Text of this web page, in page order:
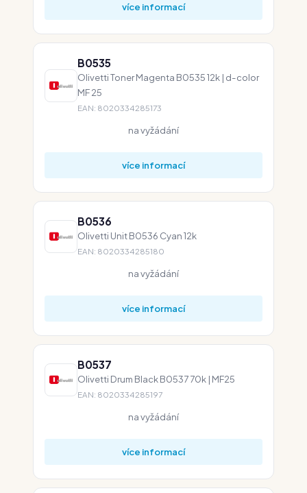
více informací
B0535
Olivetti Toner Magenta B0535 12k | d-color
MF 25
EAN: 8020334285173
na vyžádání
více informací
B0536
Olivetti Unit B0536 Cyan 12k
EAN: 8020334285180
na vyžádání
více informací
B0537
Olivetti Drum Black B0537 70k | MF25
EAN: 8020334285197
na vyžádání
více informací